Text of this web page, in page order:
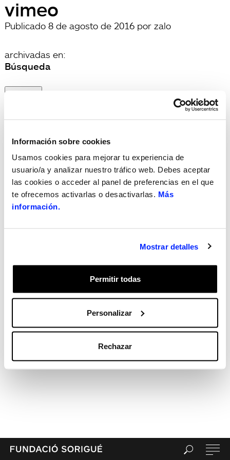
Información sobre cookies
Usamos cookies para mejorar tu experiencia de
usuario/a y analizar nuestro tráfico web. Debes aceptar
las cookies o acceder al panel de preferencias en el que
te ofrecemos activarlas o desactivarlas. Más
información.
Mostrar detalles
Permitir todas
Personalizar
Rechazar
vimeo
Publicado 8 de agosto de 2016 por zalo
archivadas en:
Búsqueda
por:
Recent Comments
Categories
Sin categorizar
Meta
Acceder